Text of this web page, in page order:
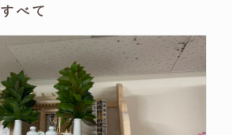
すべて